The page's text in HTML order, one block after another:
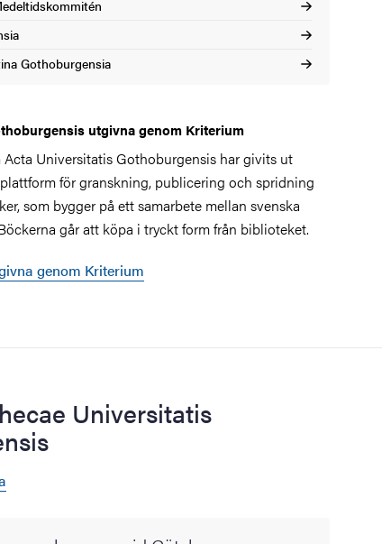
Gothoburgensia
utgivna genom Kriterium
Universitatis Gothoburgensis har givits ut
för granskning, publicering och spridning
som bygger på ett samarbete mellan svenska
går att köpa i tryckt form från biblioteket.
genom Kriterium
Universitatis